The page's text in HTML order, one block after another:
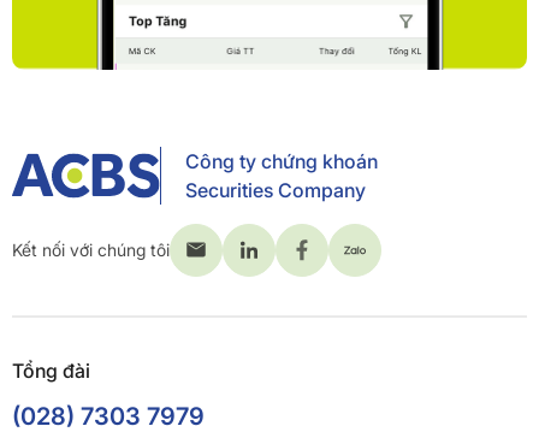
Công ty chứng khoán
Securities Company
Kết nối với chúng tôi
Tổng đài
(028) 7303 7979